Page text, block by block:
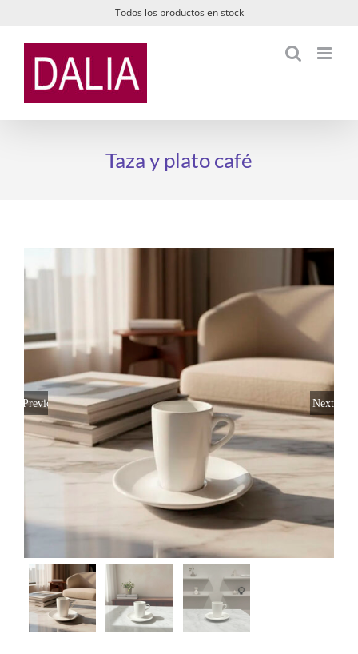
contenido
Todos los productos en stock
Taza y plato café
Previous Next